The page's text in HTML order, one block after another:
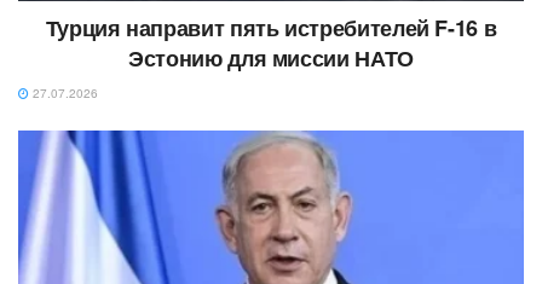
Турция направит пять истребителей F-16 в
Эстонию для миссии НАТО
27.07.2026